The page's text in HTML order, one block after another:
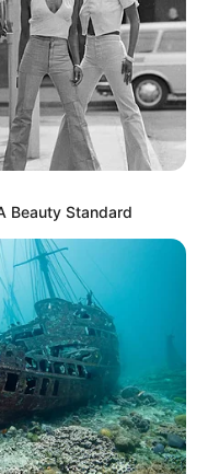
Beauty Standard